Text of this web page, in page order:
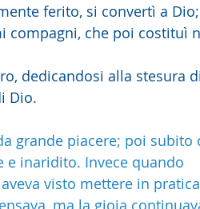
ferito, si convertì a Dio;
compagni, che poi costituì
dedicandosi alla stesura
Dio.
grande piacere; poi subito
e inaridito. Invece quando
visto mettere in
ma la gioia